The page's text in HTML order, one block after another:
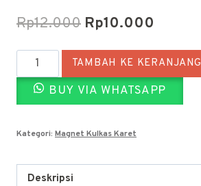
Rp12.000 Harga
aslinya
adalah:
Rp12.000.
Rp10.000
saat
ini
adalah:
Kuantitas
Produsen
Magnet
Karet
TAMBAH KE KERANJANG
BUY VIA WHATSAPP
Kategori: Magnet Kulkas Karet
Deskripsi